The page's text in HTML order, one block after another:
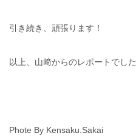
引き続き、頑張ります！
以上、山﨑からのレポートでした
Phote By Kensaku.Sakai